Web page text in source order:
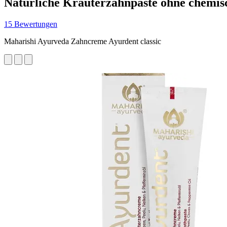
15 Bewertungen
Maharishi Ayurveda Zahncreme Ayurdent classic